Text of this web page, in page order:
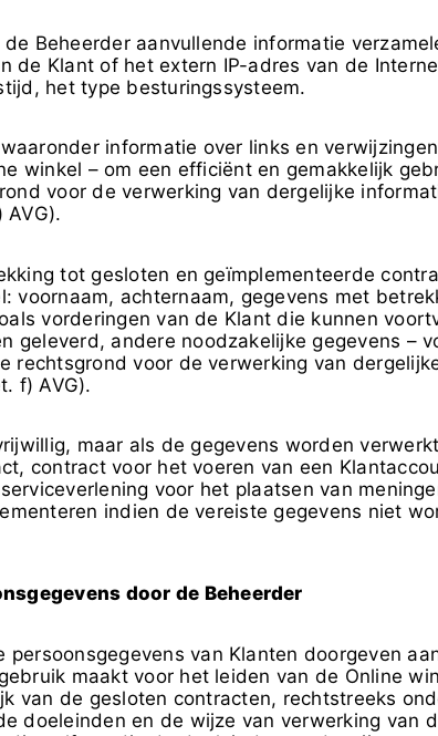
Beheerder aanvullende informatie
de Klant of het extern IP-adres van de
het type besturingssysteem.
informatie over links en
winkel – om een efficiënt en gemakkelijk
voor de verwerking van dergelijke
tot gesloten en geïmplementeerde
voornaam, achternaam, gegevens met
vorderingen van de Klant die kunnen
geleverd, andere noodzakelijke gegevens –
rechtsgrond voor de verwerking van
f) AVG).
maar als de gegevens worden
contract voor het voeren van een
voor het plaatsen van
indien de vereiste gegevens niet
door de Beheerder
van Klanten doorgeven
maakt voor het leiden van de Online
van de gesloten contracten, rechtstreeks
doeleinden en de wijze van verwerking van